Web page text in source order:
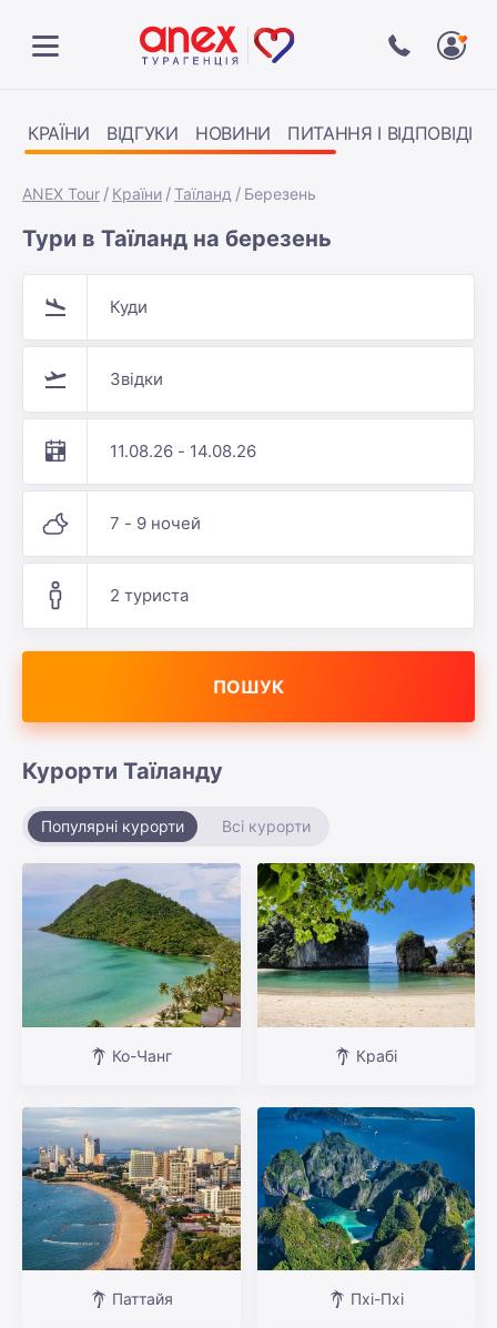
КРАЇНИ ВІДГУКИ НОВИНИ ПИТАННЯ І ВІДПОВІДІ
ANEX Tour Країни Таїланд Березень
Тури в Таїланд на березень
Куди
Звідки
11.08.26 - 14.08.26
7 - 9 ночей
2 туриста
ПОШУК
Курорти Таїланду
Популярні курорти Всі курорти
Ко-Чанг Крабі
Паттайя Пхі-Пхі